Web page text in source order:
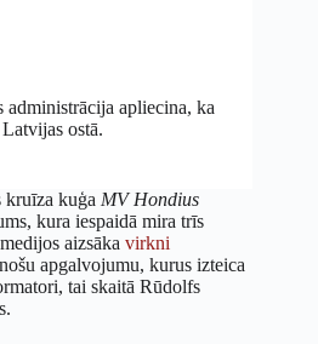
administrācija apliecina, ka
ostā.
kruīza kuģa MV Hondius
kura iespaidā mira trīs
aizsāka virkni
apgalvojumu, kurus izteica
tai skaitā Rūdolfs